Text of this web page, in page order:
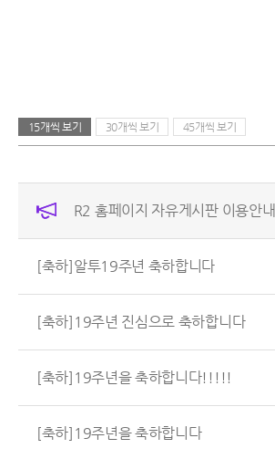
15개씩 보기 30개씩 보기 45개씩 보기
R2 홈페이지 자유게시판 이용안내
[축하]알투19주년 축하합니다
[축하]19주년 진심으로 축하합니다
[축하]19주년을 축하합니다!!!!!
[축하]19주년을 축하합니다